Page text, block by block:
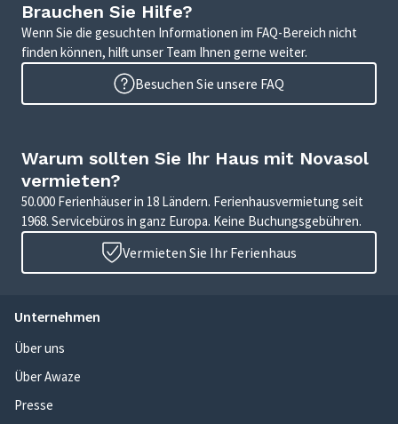
Brauchen Sie Hilfe?
Wenn Sie die gesuchten Informationen im FAQ-Bereich nicht
finden können, hilft unser Team Ihnen gerne weiter.
Besuchen Sie unsere FAQ
Warum sollten Sie Ihr Haus mit Novasol
vermieten?
50.000 Ferienhäuser in 18 Ländern. Ferienhausvermietung seit
1968. Servicebüros in ganz Europa. Keine Buchungsgebühren.
Vermieten Sie Ihr Ferienhaus
Unternehmen
Über uns
Über Awaze
Presse